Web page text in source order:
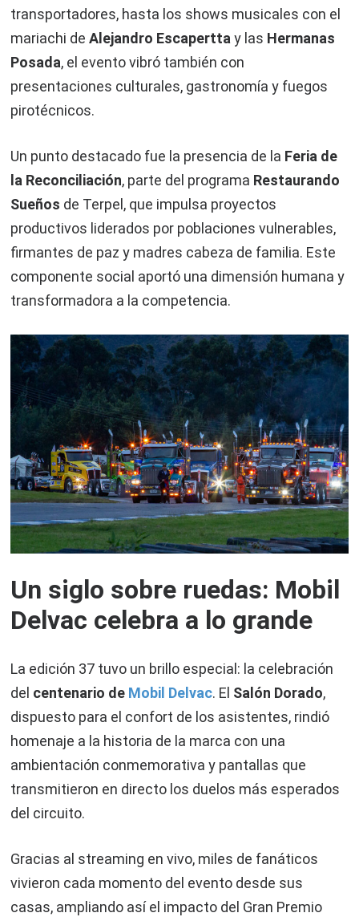
transportadores, hasta los shows musicales con el
mariachi deAlejandro Escapertta y las Hermanas
Posada, el evento vibró también con
presentaciones culturales, gastronomía y fuegos
pirotécnicos.
Un punto destacado fue la presencia de la Feria de
la Reconciliación, parte del programa Restaurando
Sueños de Terpel, que impulsa proyectos
productivos liderados por poblaciones vulnerables,
firmantes de paz y madres cabeza de familia. Este
componente social aportó una dimensión humana y
transformadora a la competencia.
Un siglo sobre ruedas: Mobil
Delvac celebra a lo grande
La edición 37 tuvo un brillo especial: la celebración
del centenario de Mobil Delvac. El Salón Dorado,
dispuesto para el confort de los asistentes, rindió
homenaje a la historia de la marca con una
ambientación conmemorativa y pantallas que
transmitieron en directo los duelos más esperados
del circuito.
Gracias al streaming en vivo, miles de fanáticos
vivieron cada momento del evento desde sus
casas, ampliando así el impacto del Gran Premio